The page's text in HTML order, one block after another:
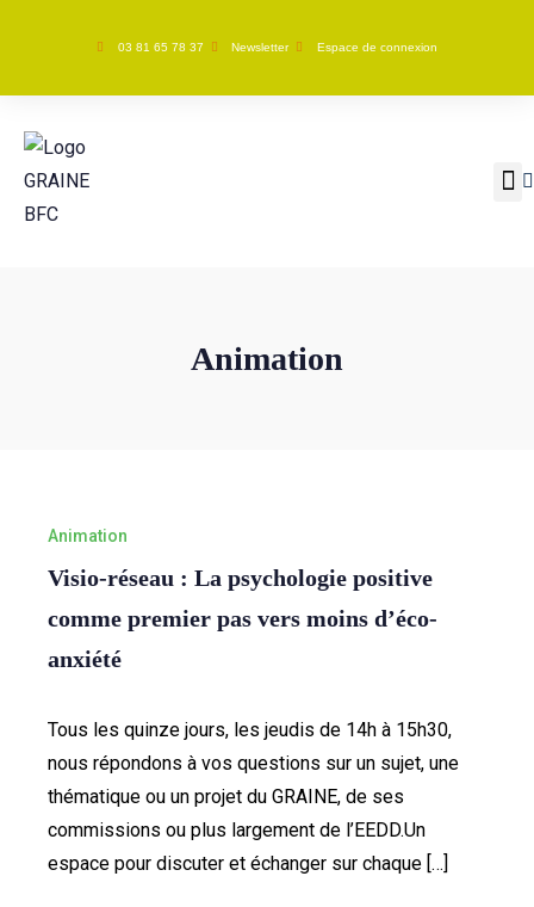
03 81 65 78 37 Newsletter Espace de connexion
Animation
Animation
Visio-réseau : La psychologie positive
comme premier pas vers moins d’éco-
anxiété
Tous les quinze jours, les jeudis de 14h à 15h30,
nous répondons à vos questions sur un sujet, une
thématique ou un projet du GRAINE, de ses
commissions ou plus largement de l’EEDD.Un
espace pour discuter et échanger sur chaque […]